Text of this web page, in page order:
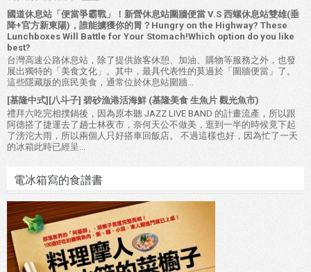
國道休息站「便當爭霸戰」！新營休息站圍牆便當 V.S 西螺休息站雙雄(垂
降+官方新東陽)，誰能擄獲你的胃？Hungry on the Highway? These
Lunchboxes Will Battle for Your Stomach!Which option do you like
best?
台灣高速公路休息站，除了提供旅客休憩、加油、購物等服務之外，也發
展出獨特的「美食文化」。其中，最具代表性的莫過於「圍牆便當」了。
這些隱藏版的庶民美食，通常位於休息站圍牆...
[基隆中式][八斗子] 碧砂漁港活海鮮 (基隆美食 生魚片 觀光魚市)
禮拜六吃完相撲鍋後，因為原本聽 JAZZ LIVE BAND 的計畫流產，所以跟
阿德搭了捷運去了趟士林夜市，奈何天公不做美，逛到一半的時候竟下起
了滂沱大雨，所以兩個人只好搭車回飯店。 不過這樣也好，因為忙了一天
的冰箱此時已經呈...
電冰箱寫的食譜書